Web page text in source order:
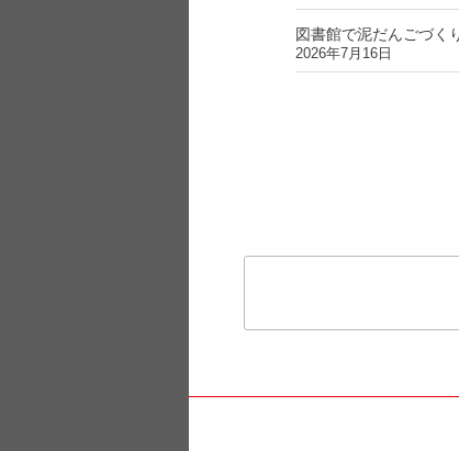
図書館で泥だんごづく
2026年7月16日